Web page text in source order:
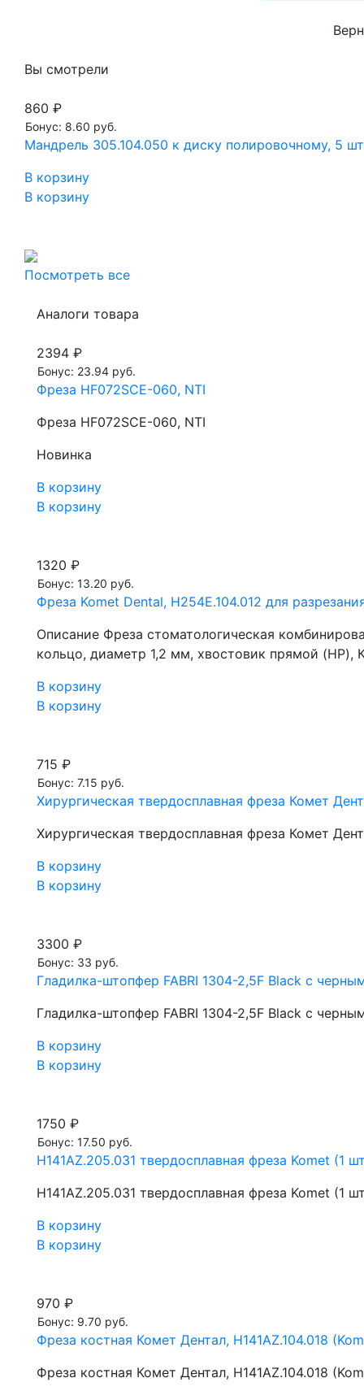
Вы смотрели
860 ₽
Бонус: 8.60 руб.
Мандрель 305.104.050 к диску полировочному, 5
В корзину
В корзину
Посмотреть все
Аналоги товара
2394 ₽
Бонус: 23.94 руб.
Фреза HF072SCE-060, NTI
Фреза HF072SCE-060, NTI
Новинка
В корзину
В корзину
1320 ₽
Бонус: 13.20 руб.
Фреза Komet Dental, H254E.104.012 для
Описание Фреза стоматологическая
кольцо, диаметр 1,2 мм, хвостовик прямой (HP),
В корзину
В корзину
715 ₽
Бонус: 7.15 руб.
Хирургическая твердосплавная фреза Комет
Хирургическая твердосплавная фреза Комет
В корзину
В корзину
3300 ₽
Бонус: 33 руб.
Гладилка-штопфер FABRI 1304-2,5F Black с
Гладилка-штопфер FABRI 1304-2,5F Black с
В корзину
В корзину
1750 ₽
Бонус: 17.50 руб.
H141AZ.205.031 твердосплавная фреза Komet (1
H141AZ.205.031 твердосплавная фреза Komet (1
В корзину
В корзину
970 ₽
Бонус: 9.70 руб.
Фреза костная Комет Дентал, H141AZ.104.018
Фреза костная Комет Дентал, H141AZ.104.018